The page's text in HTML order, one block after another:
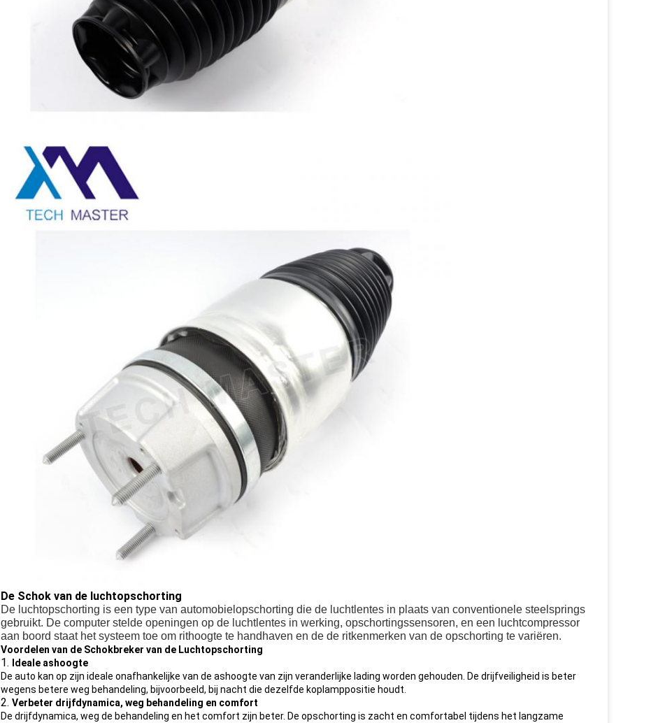
De Schok van de luchtopschorting
De luchtopschorting is een type van automobielopschorting die de luchtlentes in plaats van conventionele steelsprings
gebruikt. De computer stelde openingen op de luchtlentes in werking, opschortingssensoren, en een luchtcompressor
aan boord staat het systeem toe om rithoogte te handhaven en de de ritkenmerken van de opschorting te variëren.
Voordelen van de Schokbreker van de Luchtopschorting
1.
Ideale ashoogte
De auto kan op zijn ideale onafhankelijke van de ashoogte van zijn veranderlijke lading worden gehouden. De drijfveiligheid is beter
wegens betere weg behandeling, bijvoorbeeld, bij nacht die dezelfde koplamppositie houdt.
2. Verbeter drijfdynamica, weg behandeling en comfort
De drijfdynamica, weg de behandeling en het comfort zijn beter. De opschorting is zacht en comfortabel tijdens het langzame